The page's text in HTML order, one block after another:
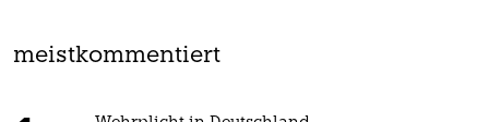
meistkommentiert